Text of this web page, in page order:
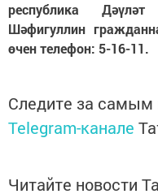
республика
Шәфигуллин
өчен телефон: 5-16-11.
Следите за
Telegram-канале
Читайте новости